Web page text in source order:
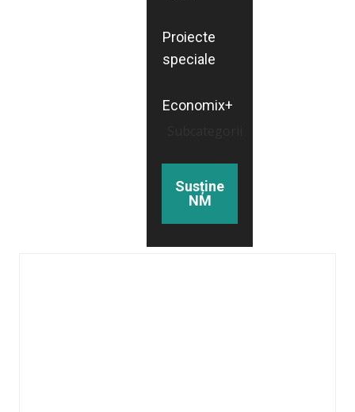
Proiecte
speciale
Economix+
Susține
NM